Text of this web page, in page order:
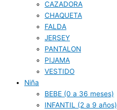
CAZADORA
CHAQUETA
FALDA
JERSEY
PANTALON
PIJAMA
VESTIDO
Niña
BEBE (0 a 36 meses)
INFANTIL (2 a 9 años)